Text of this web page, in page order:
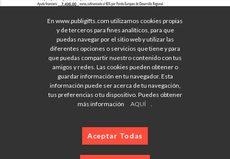
En www.publigifts.com utilizamos cookies propias
y de terceros para fines analíticos, para que
puedas navegar por el sitio web y utilizar las
diferentes opciones o servicios que tiene y para
que puedas compartir nuestro contenido con tus
amigos y redes. Las cookies pueden obtener o
guardar información en tu navegador. Esta
información puede ser acerca de tu navegación,
tus preferencias o tu dispositivo. Puedes obtener
más información
AQUÍ .
Aceptar Todas